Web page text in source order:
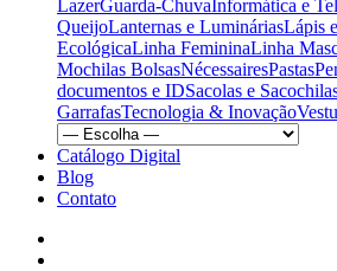
LazerGuarda-ChuvaInformática e
QueijoLanternas e LumináriasLápis
EcológicaLinha FemininaLinha
Mochilas BolsasNécessairesPastas
documentos e IDSacolas e
GarrafasTecnologia & Inovação
Catálogo Digital
Blog
Contato